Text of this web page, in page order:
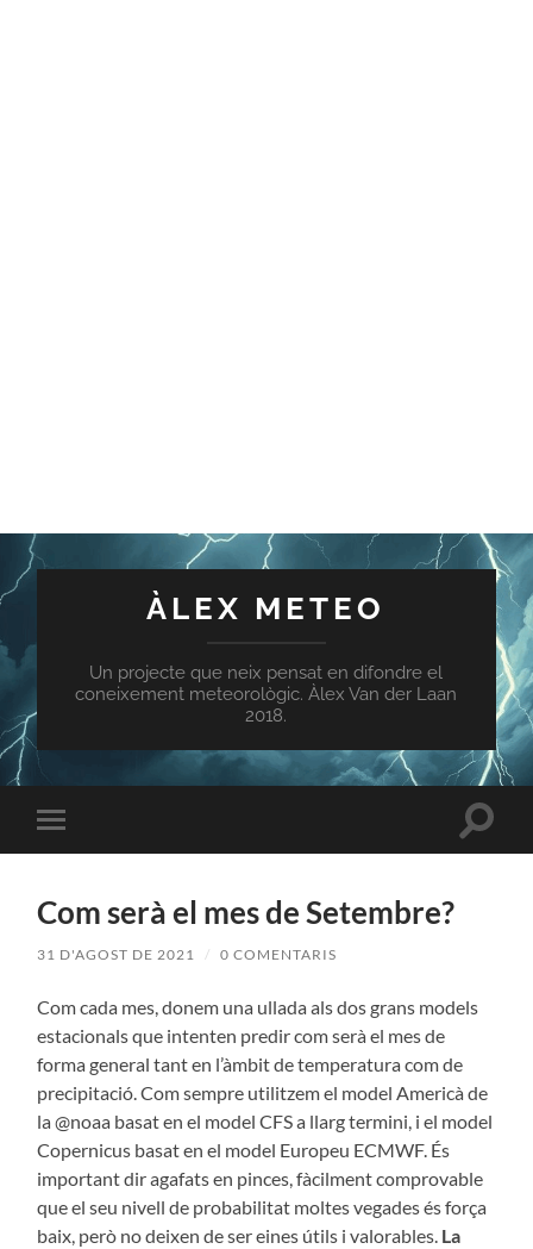
ÀLEX METEO
Un projecte que neix pensat en difondre el
coneixement meteorològic. Àlex Van der Laan
2018.
Toggle
mobile
Toggle
Com serà el mes de Setembre?
31 D'AGOST DE 2021 / 0 COMENTARIS
Com cada mes, donem una ullada als dos grans models
estacionals que intenten predir com serà el mes de
forma general tant en l’àmbit de temperatura com de
precipitació. Com sempre utilitzem el model Americà de
la @noaa basat en el model CFS a llarg termini, i el model
Copernicus basat en el model Europeu ECMWF. És
important dir agafats en pinces, fàcilment comprovable
que el seu nivell de probabilitat moltes vegades és força
baix, però no deixen de ser eines útils i valorables. La